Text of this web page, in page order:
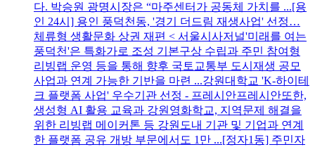
다. 박승원 광명시장은 “마주센터가 공동체 가치를 ...[용
인 24시] 용인 풍덕천동, '경기 더드림 재생사업' 선정…
체류형 생활문화 상권 재편 < 서울시사저널'미래를 여는
풍덕천'은 특화가로 조성 기본구상 수립과 주민 참여형
리빙랩 운영 등을 통해 향후 국토교통부 도시재생 공모
사업과 연계 가능한 기반을 마련 ...강원대학교 'K-하이테
크 플랫폼 사업' 우수기관 선정 - 프레시안프레시안또한,
생성형 AI 활용 교육과 강원영화학교, 지역문제 해결을
위한 리빙랩 메이커톤 등 강원도내 기관 및 기업과 연계
한 플랫폼 공유 개방 부문에서도 1만 ...[정자1동] 주민자